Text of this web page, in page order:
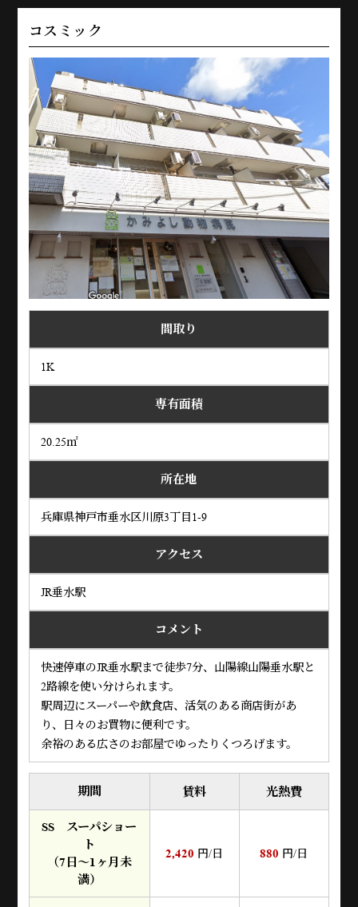
コスミック
間取り
1K
専有面積
20.25㎡
所在地
兵庫県神戸市垂水区川原3丁目1-9
アクセス
JR垂水駅
コメント
快速停車のJR垂水駅まで徒歩7分、山陽線山陽垂水駅と
2路線を使い分けられます。
駅周辺にスーパーや飲食店、活気のある商店街があ
り、日々のお買物に便利です。
余裕のある広さのお部屋でゆったりくつろげます。
期間 賃料 光熱費
SS スーパショー
ト
（7日～1ヶ月未
満）
2,420 円/日 880 円/日